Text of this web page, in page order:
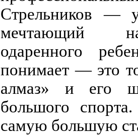
Стрельников —
мечтающий
одаренного
понимает — это
алмаз» и его
большого
самую большую